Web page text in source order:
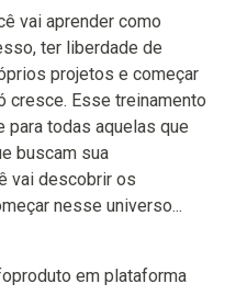
vai aprender como
ter liberdade de
projetos e começar
cresce. Esse treinamento
para todas aquelas que
buscam sua
vai descobrir os
nesse universo...
em plataforma